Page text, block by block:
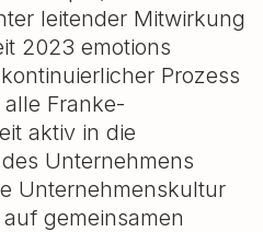
leitender Mitwirkung
2023 emotions
Prozess
Franke-
aktiv in die
Unternehmens
Unternehmenskultur
gemeinsamen